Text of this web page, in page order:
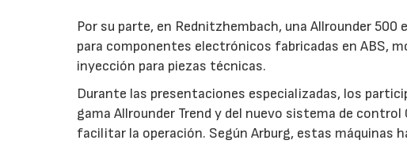
Por su parte, en Rednitzhembach, una Allrounder
para componentes electrónicos fabricadas en ABS,
inyección para piezas técnicas.
Durante las presentaciones especializadas, los
gama Allrounder Trend y del nuevo sistema de
facilitar la operación. Según Arburg, estas máquinas